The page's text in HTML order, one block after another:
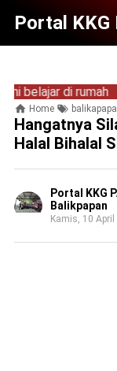
Portal KKG
di rumah
Home
Hangatnya
Halal Bihalal
Portal KKG
Balikpapan
Kamis, 10 April